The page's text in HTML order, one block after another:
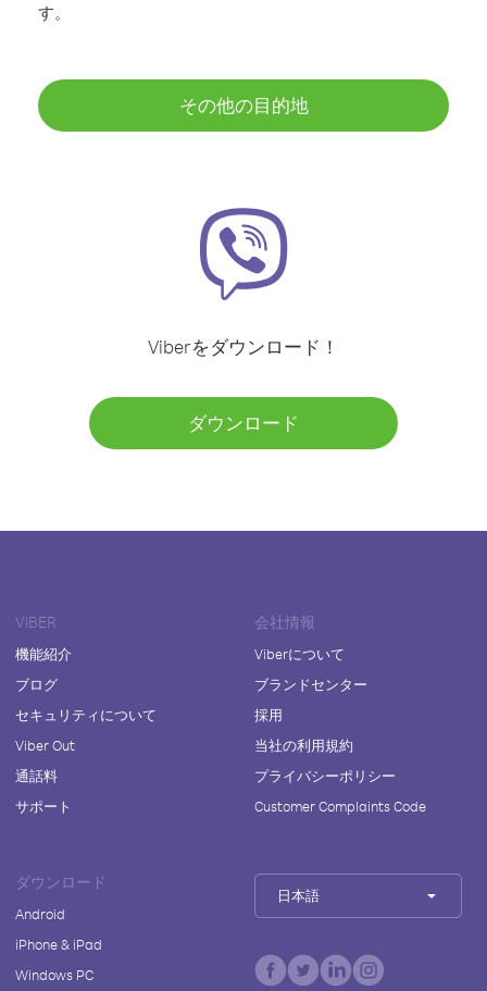
す。
その他の目的地
Viberをダウンロード！
ダウンロード
VIBER
機能紹介
ブログ
セキュリティについて
Viber Out
通話料
サポート
会社情報
Viberについて
ブランドセンター
採用
当社の利用規約
プライバシーポリシー
Customer Complaints Code
ダウンロード
Android
iPhone & iPad
Windows PC
日本語